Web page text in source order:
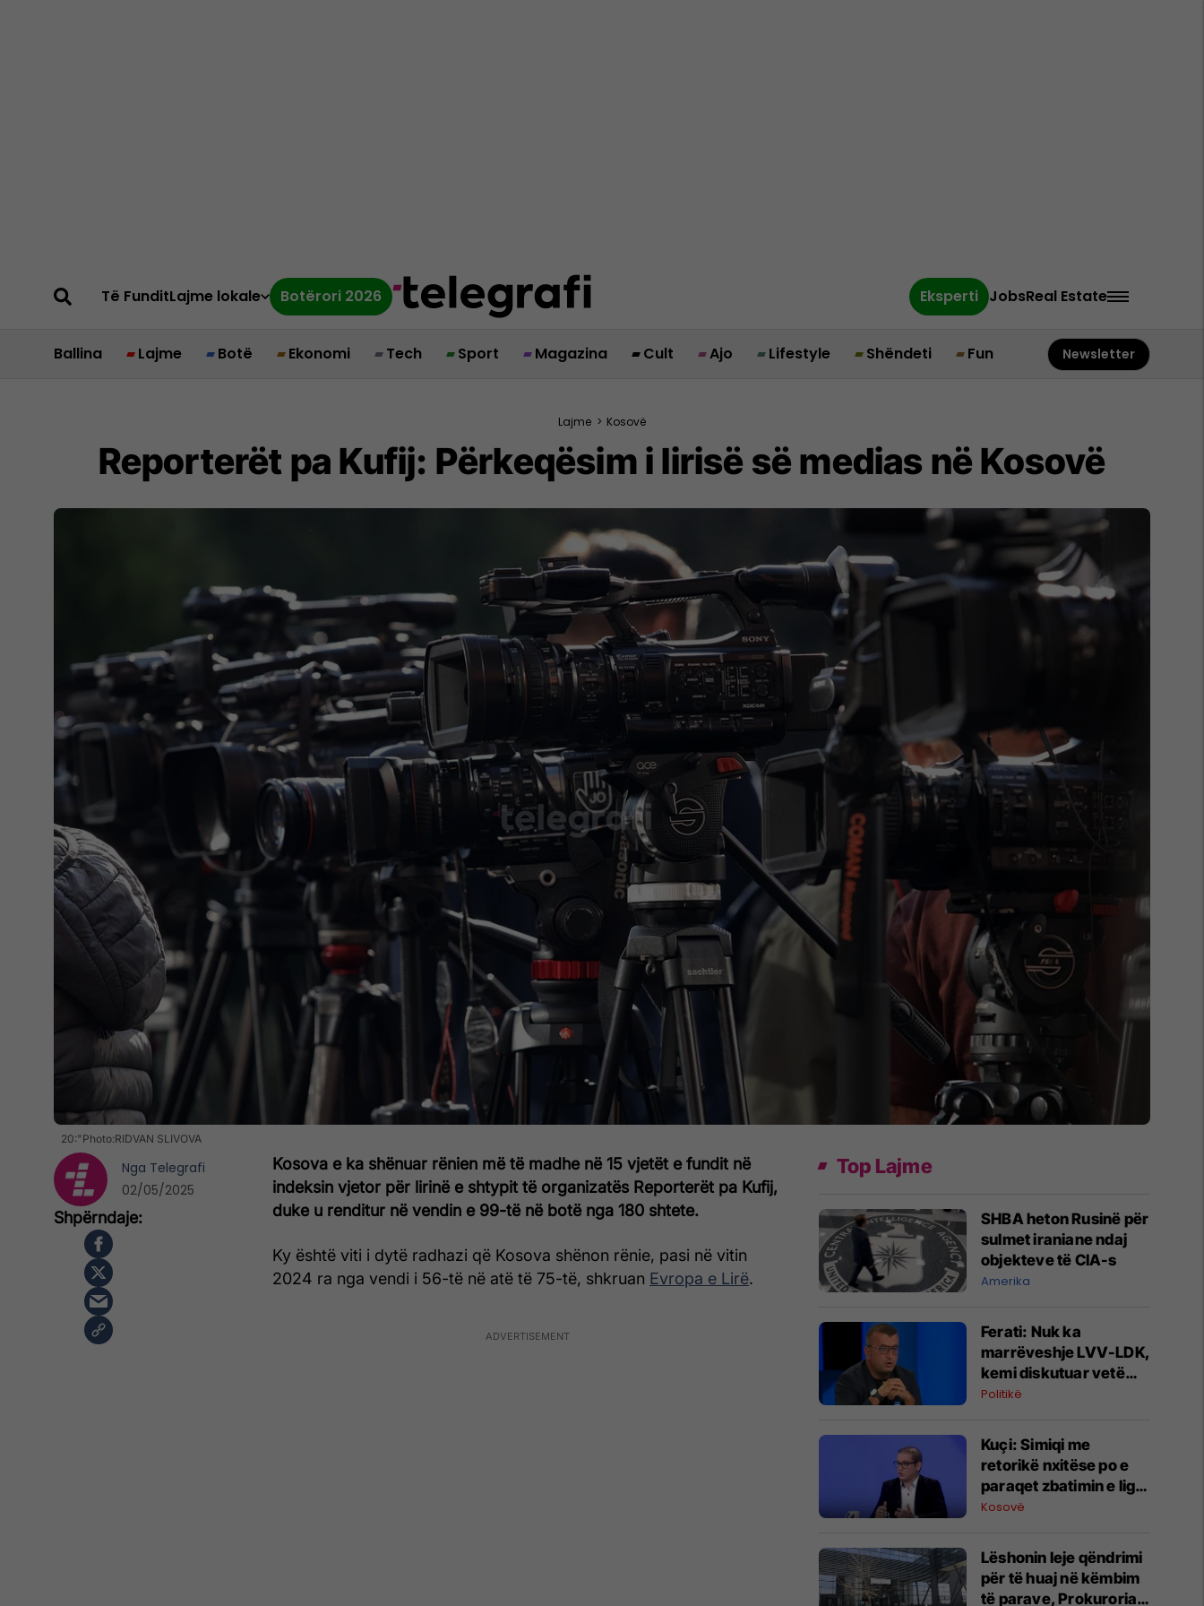
Të FunditLajme lokale Botërori 2026 Eksperti JobsReal Estate
Ballina Lajme Botë Ekonomi Tech Sport Magazina Cult Ajo Lifestyle Shëndeti Fun Newsletter
Lajme > Kosovë
Reporterët pa Kufij: Përkeqësim i lirisë së medias në Kosovë
20:"Photo:RIDVAN SLIVOVA
Kosova e ka shënuar rënien më të madhe në 15 vjetët e fundit në
indeksin vjetor për lirinë e shtypit të organizatës Reporterët pa Kufij,
duke u renditur në vendin e 99-të në botë nga 180 shtete.
Ky është viti i dytë radhazi që Kosova shënon rënie, pasi në vitin
2024 ra nga vendi i 56-të në atë të 75-të, shkruan Evropa e Lirë.
Nga Telegrafi
02/05/2025
Top Lajme
SHBA heton Rusinë për
sulmet iraniane ndaj
objekteve të CIA-s
Amerika
Ferati: Nuk ka
marrëveshje LVV-LDK,
kemi diskutuar vetëm
për parime
Politikë
Kuçi: Simiqi me
retorikë nxitëse po e
paraqet zbatimin e ligjit
në veri si "spastrim
Kosovë
Lëshonin leje qëndrimi
për të huaj në këmbim
të parave, Prokuroria